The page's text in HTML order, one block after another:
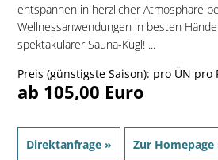
entspannen in herzlicher Atmosphäre
Wellnessanwendungen in besten
spektakulärer Sauna-Kugl! ...
Preis (günstigste Saison): pro ÜN pro
ab 105,00 Euro
Direktanfrage » Zur Homepage